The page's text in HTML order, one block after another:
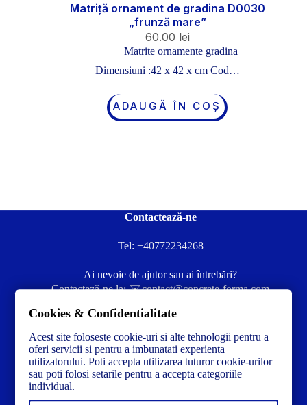
Matriță ornament de gradina D0030
„frunză mare”
60.00 lei
Matrite ornamente gradina
Dimensiuni :42 x 42 x cm Cod…
ADAUGĂ ÎN COȘ
Contactează-ne
Tel: +40772234268
Ai nevoie de ajutor sau ai întrebări?
Contacteză-ne la:✉️contact@concrete-forma.com
Cookies & Confidentialitate
Acest site foloseste cookie-uri si alte tehnologii pentru a
oferi servicii si pentru a imbunatati experienta
utilizatorului. Poti accepta utilizarea tuturor cookie-urilor
sau poti folosi setarile pentru a accepta categoriile
individual.